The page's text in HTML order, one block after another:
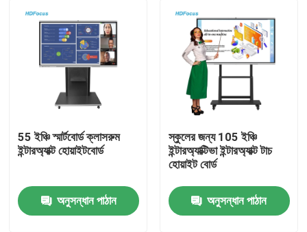
55 ইঞ্চি স্মার্টবোর্ড ক্লাসরুম
ইন্টারঅ্যাক্ট হোয়াইটবোর্ড
অনুসন্ধান পাঠান
স্কুলের জন্য 105 ইঞ্চি
ইন্টারঅ্যাক্টিভা ইন্টারঅ্যাক্ট টাচ
হোয়াইট বোর্ড
অনুসন্ধান পাঠান